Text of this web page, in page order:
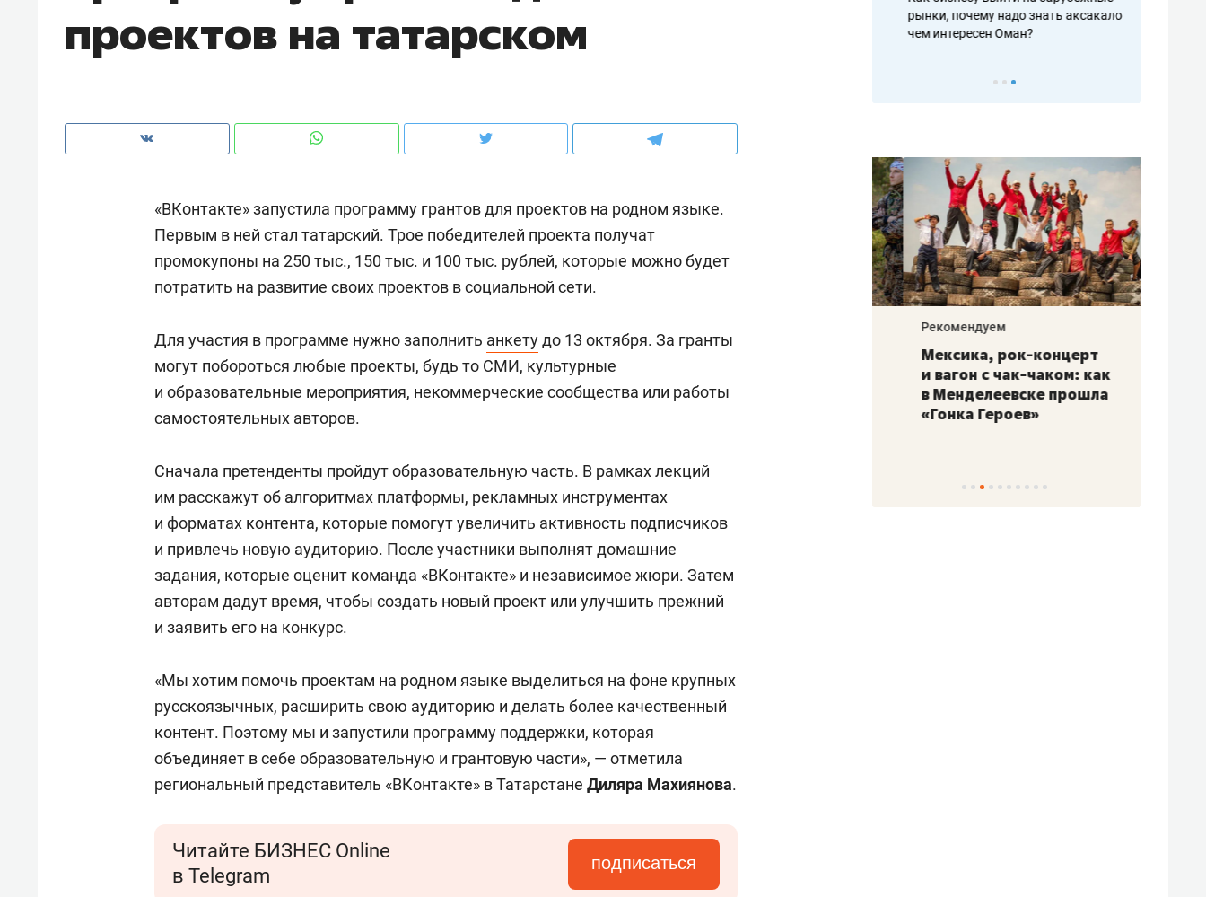
проектов на татарском
«ВКонтакте» запустила программу грантов для проектов на родном языке.
Первым в ней стал татарский. Трое победителей проекта получат
промокупоны на 250 тыс., 150 тыс. и 100 тыс. рублей, которые можно будет
потратить на развитие своих проектов в социальной сети.
Для участия в программе нужно заполнить анкетудо 13 октября. За гранты
могут побороться любые проекты, будь то СМИ, культурные
и образовательные мероприятия, некоммерческие сообщества или работы
самостоятельных авторов.
Сначала претенденты пройдут образовательную часть. В рамках лекций
им расскажут об алгоритмах платформы, рекламных инструментах
и форматах контента, которые помогутувеличить активность подписчиков
и привлечь новую аудиторию. После участники выполнят домашние
задания, которые оценит команда «ВКонтакте» и независимое жюри. Затем
авторам дадут время, чтобы создать новый проект или улучшить прежний
и заявить его на конкурс.
«Мы хотим помочь проектам на родном языке выделиться на фоне крупных
русскоязычных, расширить свою аудиторию и делать более качественный
контент. Поэтому мы и запустили программу поддержки, которая
объединяет в себе образовательную и грантовую части», — отметила
региональный представитель «ВКонтакте» в Татарстане Диляра Махиянова.
Читайте БИЗНЕС Online
в Telegram
подписаться
чем интересен Оман?
клиентах и чудных запросах мастеров
рынки, почему надо знать аксакалов и
чем интересен Оман?
Как ГК «МИР ГРУПП» и ВТБ
создают оазис жилого
комфорта под Казанью
150 камер до квартиры и Face
ID вместо ключа: какой будет
безопасность в ЖК «Нова»
Опыт выживания в дикой
с ментальным и физическим
Рекомендуем
Мексика, рок-концерт
и вагон с чак-чаком: как
в Менделеевске прошла
«Гонка Героев»